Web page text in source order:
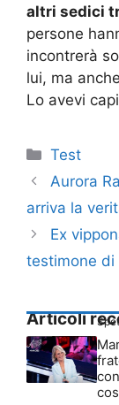
altri sedici
persone
incontrerà
lui, ma
Lo avevi
Categorie
Test
Aurora
arriva la
Ex
testimone di
Articoli